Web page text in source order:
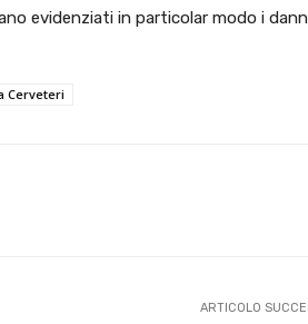
evidenziati in particolar modo i
Cerveteri
ARTICOLO